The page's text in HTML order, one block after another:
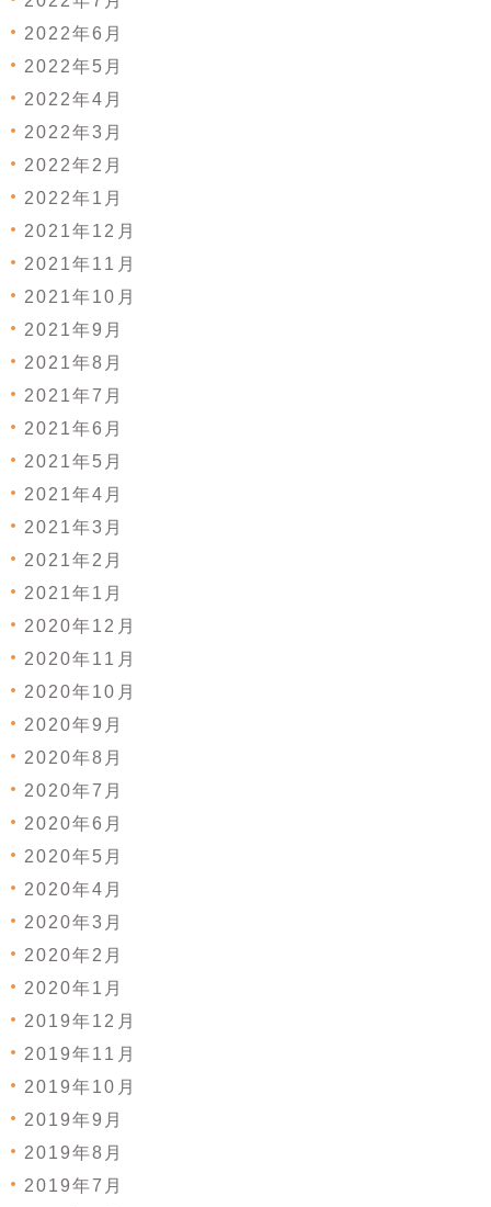
2022年6月
2022年5月
2022年4月
2022年3月
2022年2月
2022年1月
2021年12月
2021年11月
2021年10月
2021年9月
2021年8月
2021年7月
2021年6月
2021年5月
2021年4月
2021年3月
2021年2月
2021年1月
2020年12月
2020年11月
2020年10月
2020年9月
2020年8月
2020年7月
2020年6月
2020年5月
2020年4月
2020年3月
2020年2月
2020年1月
2019年12月
2019年11月
2019年10月
2019年9月
2019年8月
2019年7月